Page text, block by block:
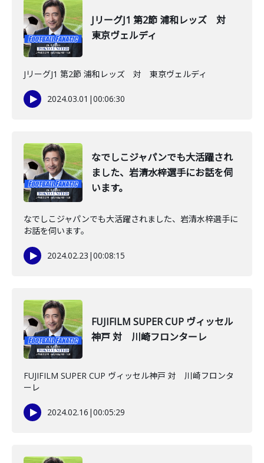
JリーグJ1 第2節 浦和レッズ 対
東京ヴェルディ
JリーグJ1 第2節 浦和レッズ 対 東京ヴェルディ
2024.03.01 |00:06:30
なでしこジャパンでも大活躍され
ました、岩清水梓選手にお話を伺
います。
なでしこジャパンでも大活躍されました、岩清水梓選手に
お話を伺います。
2024.02.23 |00:08:15
FUJIFILM SUPER CUP ヴィッセル
神戸 対 川崎フロンターレ
FUJIFILM SUPER CUP ヴィッセル神戸 対 川崎フロンタ
ーレ
2024.02.16 |00:05:29